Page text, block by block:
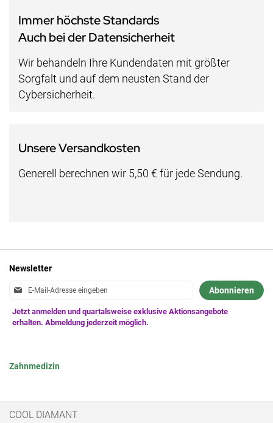
Immer höchste Standards
Auch bei der Datensicherheit
Wir behandeln Ihre Kundendaten mit größter
Sorgfalt und auf dem neusten Stand der
Cybersicherheit.
Unsere Versandkosten
Generell berechnen wir 5,50 € für jede Sendung.
Newsletter
Anmeldung
Newsletter:
Abonnieren
Zahnmedizin
COOL DIAMANT